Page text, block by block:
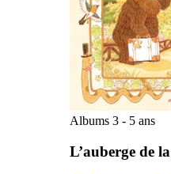
Albums 3 - 5 ans
L’auberge de